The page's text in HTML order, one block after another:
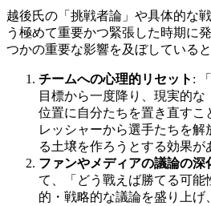
越後氏の「挑戦者論」や具体的な
う極めて重要かつ緊張した時期に
つかの重要な影響を及ぼしていると
チームへの心理的リセット :
目標から一度降り、現実的
位置に自分たちを置き直すこ
レッシャーから選手たちを
る土壌を作ろうとする効果が
ファンやメディアの議論の深
て、「どう戰えば勝てる可能
的・戦略的な議論を盛り上げ